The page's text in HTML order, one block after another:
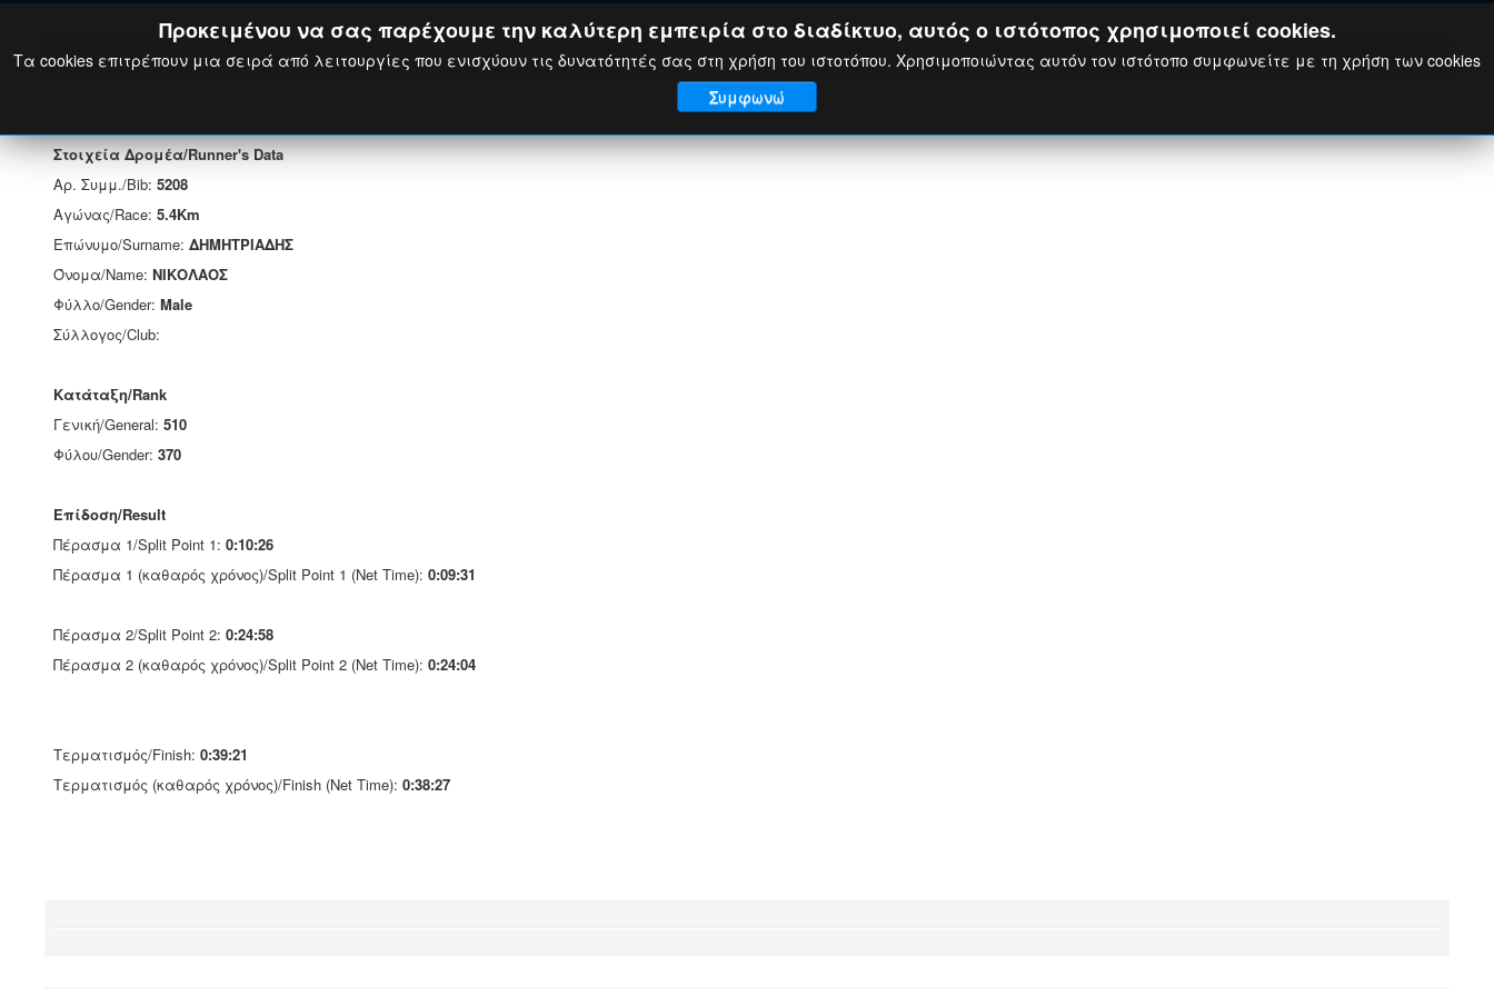
Στοιχεία Δρομέα/Runner's Data
Αρ. Συμμ./Bib: 5208
Αγώνας/Race: 5.4Km
Επώνυμο/Surname: ΔΗΜΗΤΡΙΑΔΗΣ
Όνομα/Name: ΝΙΚΟΛΑΟΣ
Φύλλο/Gender: Male
Σύλλογος/Club:
Κατάταξη/Rank
Γενική/General: 510
Φύλου/Gender: 370
Επίδοση/Result
Πέρασμα 1/Split Point 1: 0:10:26
Πέρασμα 1 (καθαρός χρόνος)/Split Point 1 (Net Time): 0:09:31
Πέρασμα 2/Split Point 2: 0:24:58
Πέρασμα 2 (καθαρός χρόνος)/Split Point 2 (Net Time): 0:24:04
Τερματισμός/Finish: 0:39:21
Τερματισμός (καθαρός χρόνος)/Finish (Net Time): 0:38:27
Προκειμένου να σας παρέχουμε την καλύτερη εμπειρία στο διαδίκτυο, αυτός ο ιστότοπος χρησιμοποιεί cookies.
Τα cookies επιτρέπουν μια σειρά από λειτουργίες που ενισχύουν τις δυνατότητές σας στη χρήση του ιστοτόπου. Χρησιμοποιώντας αυτόν τον ιστότοπο συμφωνείτε με τη χρήση των cookies
Συμφωνώ